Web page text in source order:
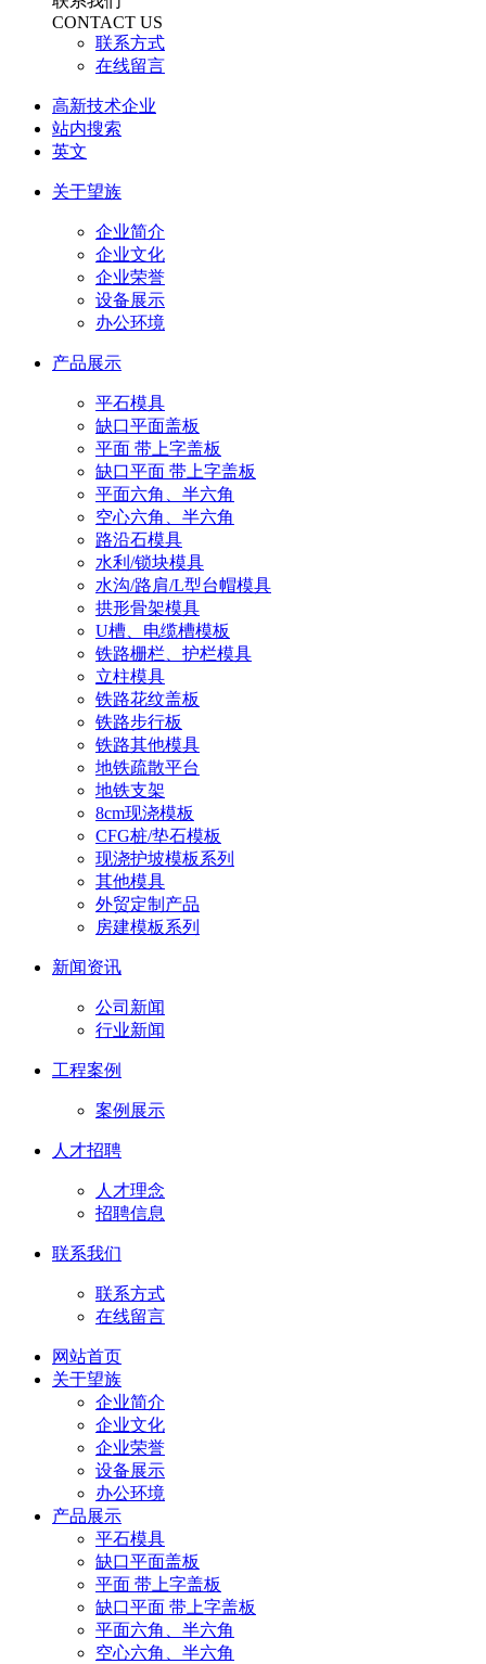
CONTACT US
联系方式
在线留言
高新技术企业
站内搜索
英文
关于望族
企业简介
企业文化
企业荣誉
设备展示
办公环境
产品展示
平石模具
缺口平面盖板
平面 带上字盖板
缺口平面 带上字盖板
平面六角、半六角
空心六角、半六角
路沿石模具
水利/锁块模具
水沟/路肩/L型台帽模具
拱形骨架模具
U槽、电缆槽模板
铁路栅栏、护栏模具
立柱模具
铁路花纹盖板
铁路步行板
铁路其他模具
地铁疏散平台
地铁支架
8cm现浇模板
CFG桩/垫石模板
现浇护坡模板系列
其他模具
外贸定制产品
房建模板系列
新闻资讯
公司新闻
行业新闻
工程案例
案例展示
人才招聘
人才理念
招聘信息
联系我们
联系方式
在线留言
网站首页
关于望族
企业简介
企业文化
企业荣誉
设备展示
办公环境
产品展示
平石模具
缺口平面盖板
平面 带上字盖板
缺口平面 带上字盖板
平面六角、半六角
空心六角、半六角